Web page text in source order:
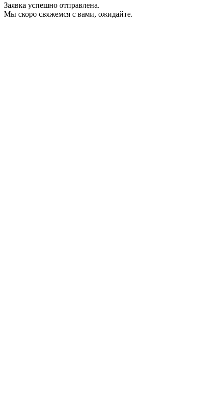
Заявка успешно отправлена.
Мы скоро свяжемся с вами, ожидайте.